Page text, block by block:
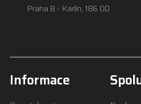
Praha 8 - Karlín, 186 00
Informace